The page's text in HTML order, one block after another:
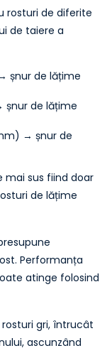
rosturi de diferite
de taiere a
șnur de lățime
șnur de lățime
→ șnur de
mai sus fiind doar
de lățime
Performanța
atinge folosind
gri, întrucât
ascunzând